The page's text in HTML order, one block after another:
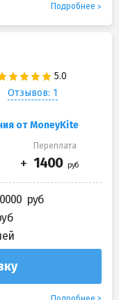
Подробнее
Отзывов: 1
от MoneyKite
Переплата